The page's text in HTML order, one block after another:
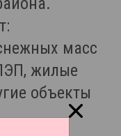
масс
жилые
объекты